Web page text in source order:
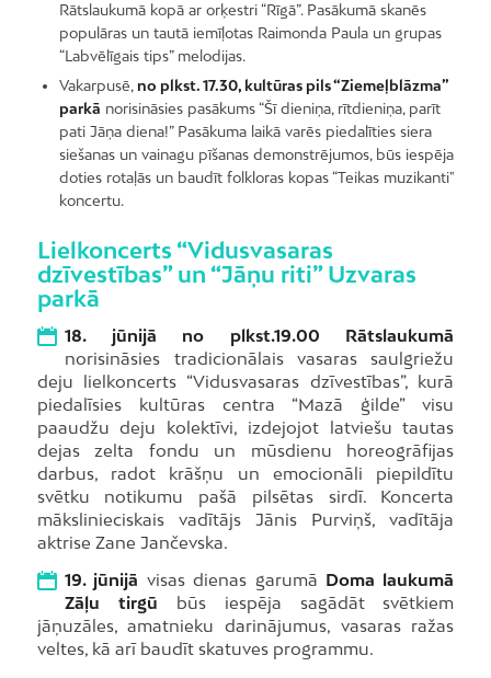
Rātslaukumā kopā ar orķestri “Rīgā”. Pasākumā skanēs
populāras un tautā iemīļotas Raimonda Paula un grupas
“Labvēlīgais tips” melodijas.
Vakarpusē, no plkst. 17.30, kultūras pils “Ziemeļblāzma”
parkā norisināsies pasākums “Šī dieniņa, rītdieniņa, parīt
pati Jāņa diena!” Pasākuma laikā varēs piedalīties siera
siešanas un vainagu pīšanas demonstrējumos, būs iespēja
doties rotaļās un baudīt folkloras kopas “Teikas muzikanti”
koncertu.
Lielkoncerts “Vidusvasaras
dzīvestības” un “Jāņu riti” Uzvaras
parkā
18. jūnijā no plkst.19.00 Rātslaukumā
norisināsies tradicionālais vasaras saulgriežu
deju lielkoncerts “Vidusvasaras dzīvestības”, kurā
piedalīsies kultūras centra “Mazā ģilde” visu
paaudžu deju kolektīvi, izdejojot latviešu tautas
dejas zelta fondu un mūsdienu horeogrāfijas
darbus, radot krāšņu un emocionāli piepildītu
svētku notikumu pašā pilsētas sirdī. Koncerta
mākslinieciskais vadītājs Jānis Purviņš, vadītāja
aktrise Zane Jančevska.
19. jūnijā visas dienas garumā Doma laukumā
Zāļu tirgū būs iespēja sagādāt svētkiem
jāņuzāles, amatnieku darinājumus, vasaras ražas
veltes, kā arī baudīt skatuves programmu.